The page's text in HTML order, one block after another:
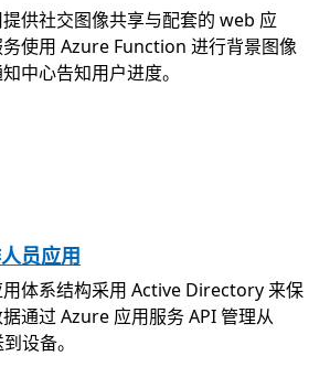
供社交图像共享与配套的 web 应
使用 Azure Function 进行背景图像
中心告知用户进度。
员应用
用体系结构采用 Active Directory 来保
通过 Azure 应用服务 API 管理从
设备。